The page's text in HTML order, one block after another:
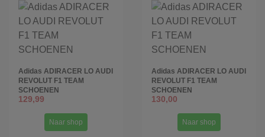
Adidas ADIRACER LO AUDI
REVOLUT F1 TEAM
SCHOENEN
129,99
Naar shop
Adidas ADIRACER LO AUDI
REVOLUT F1 TEAM
SCHOENEN
130,00
Naar shop